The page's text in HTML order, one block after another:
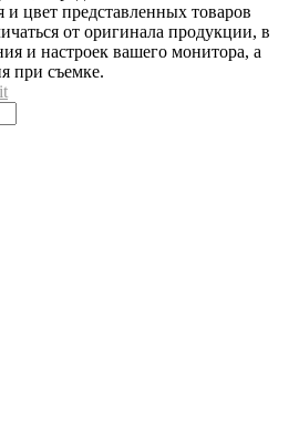
цвет представленных товаров
от оригинала продукции, в
и настроек вашего монитора, а
при съемке.